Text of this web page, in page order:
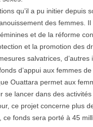
qu’il a pu initier depuis
des femmes. Il
et de la réforme
et la promotion des
salvatrices, d’autres
d’appui aux femmes
Ouattara permet aux
lancer dans des
ce projet concerne plus
ce fonds sera porté à 45